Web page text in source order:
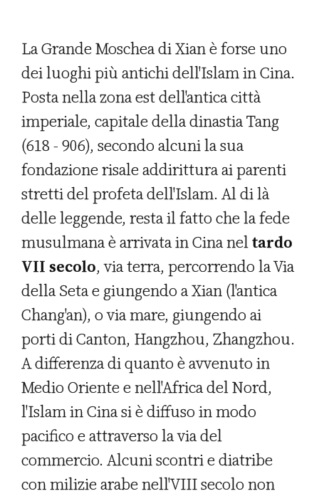
La Grande Moschea di Xian è forse uno
dei luoghi più antichi dell'Islam in Cina.
Posta nella zona est dell'antica città
imperiale, capitale della dinastia Tang
(618 - 906), secondo alcuni la sua
fondazione risale addirittura ai parenti
stretti del profeta dell'Islam. Al di là
delle leggende, resta il fatto che la fede
musulmana è arrivata in Cina neltardo
VII secolo, via terra, percorrendo la Via
della Seta e giungendo a Xian (l'antica
Chang'an), o via mare, giungendo ai
porti di Canton, Hangzhou, Zhangzhou.
A differenza di quanto è avvenuto in
Medio Oriente e nell'Africa del Nord,
l'Islam in Cina si è diffuso in modo
pacifico e attraverso la via del
commercio. Alcuni scontri e diatribe
con milizie arabe nell'VIII secolo non